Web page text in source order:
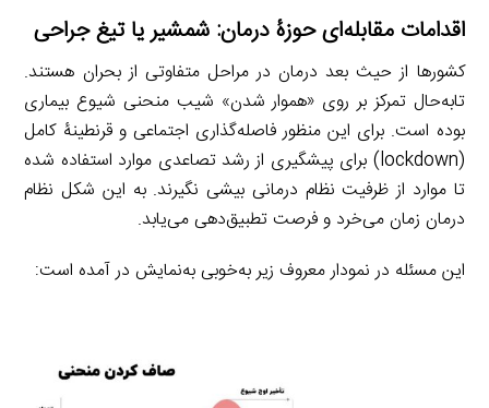
اقدامات مقابله‌ای حوزۀ درمان: شمشیر یا تیغ جراحی
کشورها از حیث بعد درمان در مراحل متفاوتی از بحران هستند.
تابه‌حال تمرکز بر روی «هموار شدن» شیب منحنی شیوع بیماری
بوده است. برای این منظور فاصله‌گذاری اجتماعی و قرنطینۀ کامل
(lockdown) برای پیشگیری از رشد تصاعدی موارد استفاده شده
تا موارد از ظرفیت نظام درمانی بیشی نگیرند. به این شکل نظام
درمان زمان می‌خرد و فرصت تطبیق‌دهی می‌یابد.
این مسئله در نمودار معروف زیر به‌خوبی به‌نمایش در آمده است: